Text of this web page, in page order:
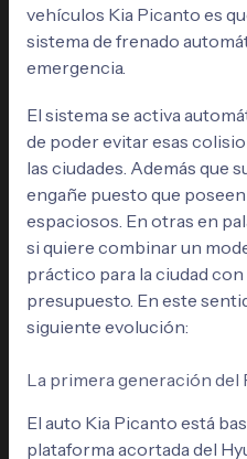
vehículos Kia Picanto es
sistema de frenado
emergencia.
El sistema se activa
de poder evitar esas
las ciudades. Además que
engañe puesto que
espaciosos. En otras en
si quiere combinar un
práctico para la ciudad
presupuesto. En este
siguiente evolución:
La primera generación del
El auto Kia Picanto está
plataforma acortada del